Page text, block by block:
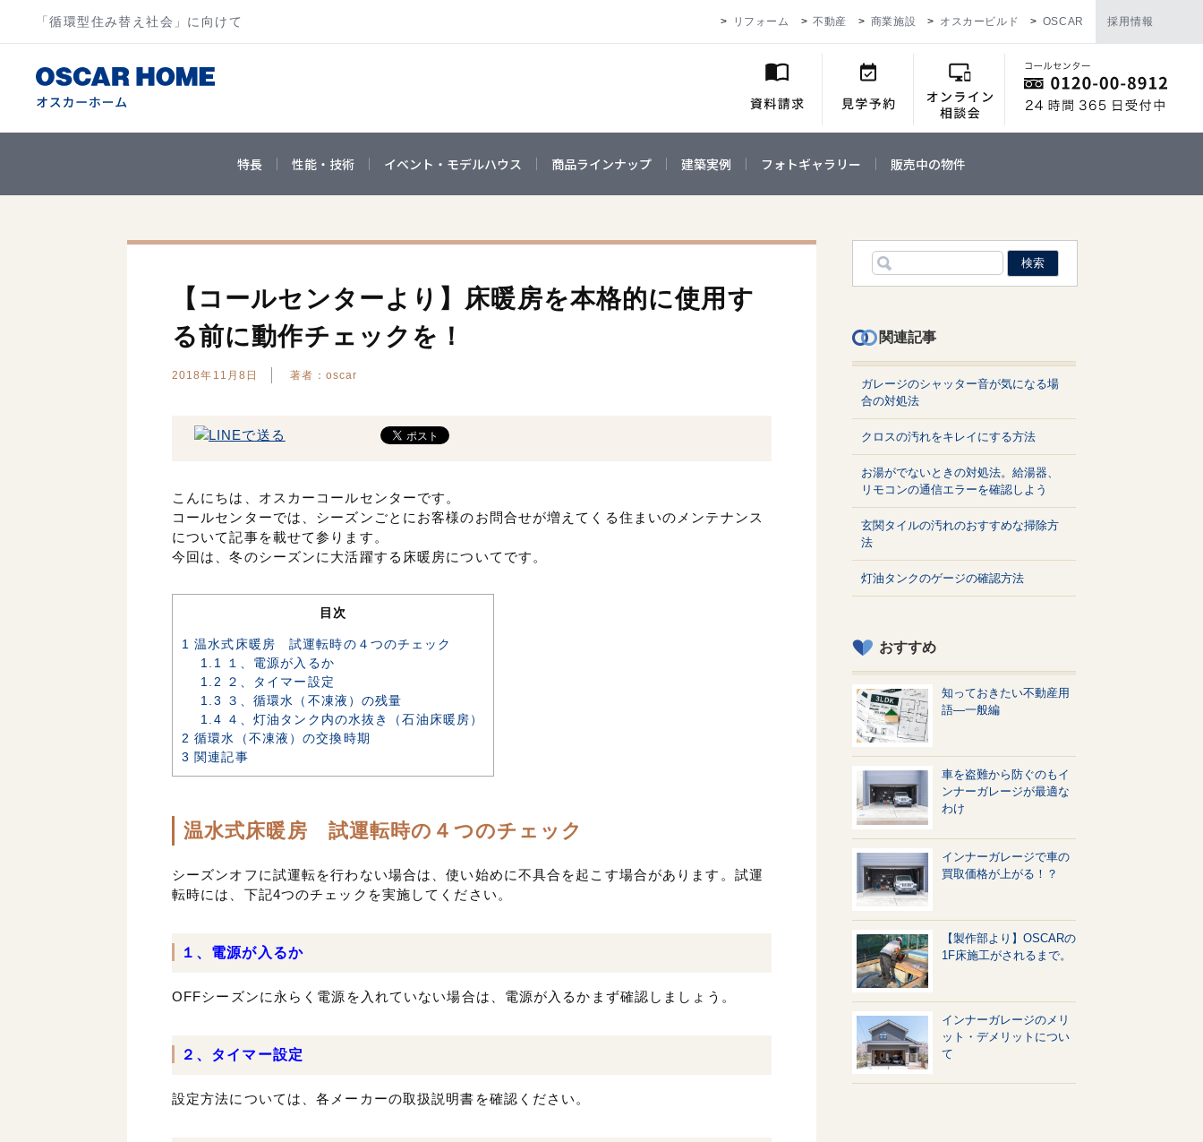
「循環型住み替え社会」に向けて リフォーム 不動産 商業施設 オスカービルド OSCAR 採用情報
特長 性能・技術 イベント・モデルハウス 商品ラインナップ 建築実例 フォトギャラリー 販売中の物件
【コールセンターより】床暖房を本格的に使用す
る前に動作チェックを！
2018年11月8日 著者：oscar
こんにちは、オスカーコールセンターです。
コールセンターでは、シーズンごとにお客様のお問合せが増えてくる住まいのメンテナンス
について記事を載せて参ります。
今回は、冬のシーズンに大活躍する床暖房についてです。
目次
1 温水式床暖房 試運転時の４つのチェック
1.1 １、電源が入るか
1.2
２、タイマー設定
1.3
３、循環水（不凍液）の残量
1.4 ４、灯油タンク内の水抜き（石油床暖房）
2 循環水（不凍液）の交換時期
3 関連記事
温水式床暖房 試運転時の４つのチェック
シーズンオフに試運転を行わない場合は、使い始めに不具合を起こす場合があります。試運
転時には、下記4つのチェックを実施してください。
１、電源が入るか
OFFシーズンに永らく電源を入れていない場合は、電源が入るかまず確認しましょう。
２、タイマー設定
設定方法については、各メーカーの取扱説明書を確認ください。
関連記事
ガレージのシャッター音が気になる場
合の対処法
クロスの汚れをキレイにする方法
お湯がでないときの対処法。給湯器、
リモコンの通信エラーを確認しよう
玄関タイルの汚れのおすすめな掃除方
法
灯油タンクのゲージの確認方法
おすすめ
知っておきたい不動産用
語—一般編
車を盗難から防ぐのもイ
ンナーガレージが最適な
わけ
インナーガレージで車の
買取価格が上がる！？
【製作部より】OSCARの
1F床施工がされるまで。
インナーガレージのメリ
ット・デメリットについ
て